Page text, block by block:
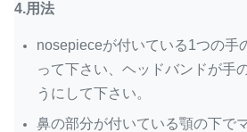
4.用法
nosepieceが付いている1つの手
って下さい、ヘッドバンドが手
うにして下さい。
鼻の部分が付いている顎の下で